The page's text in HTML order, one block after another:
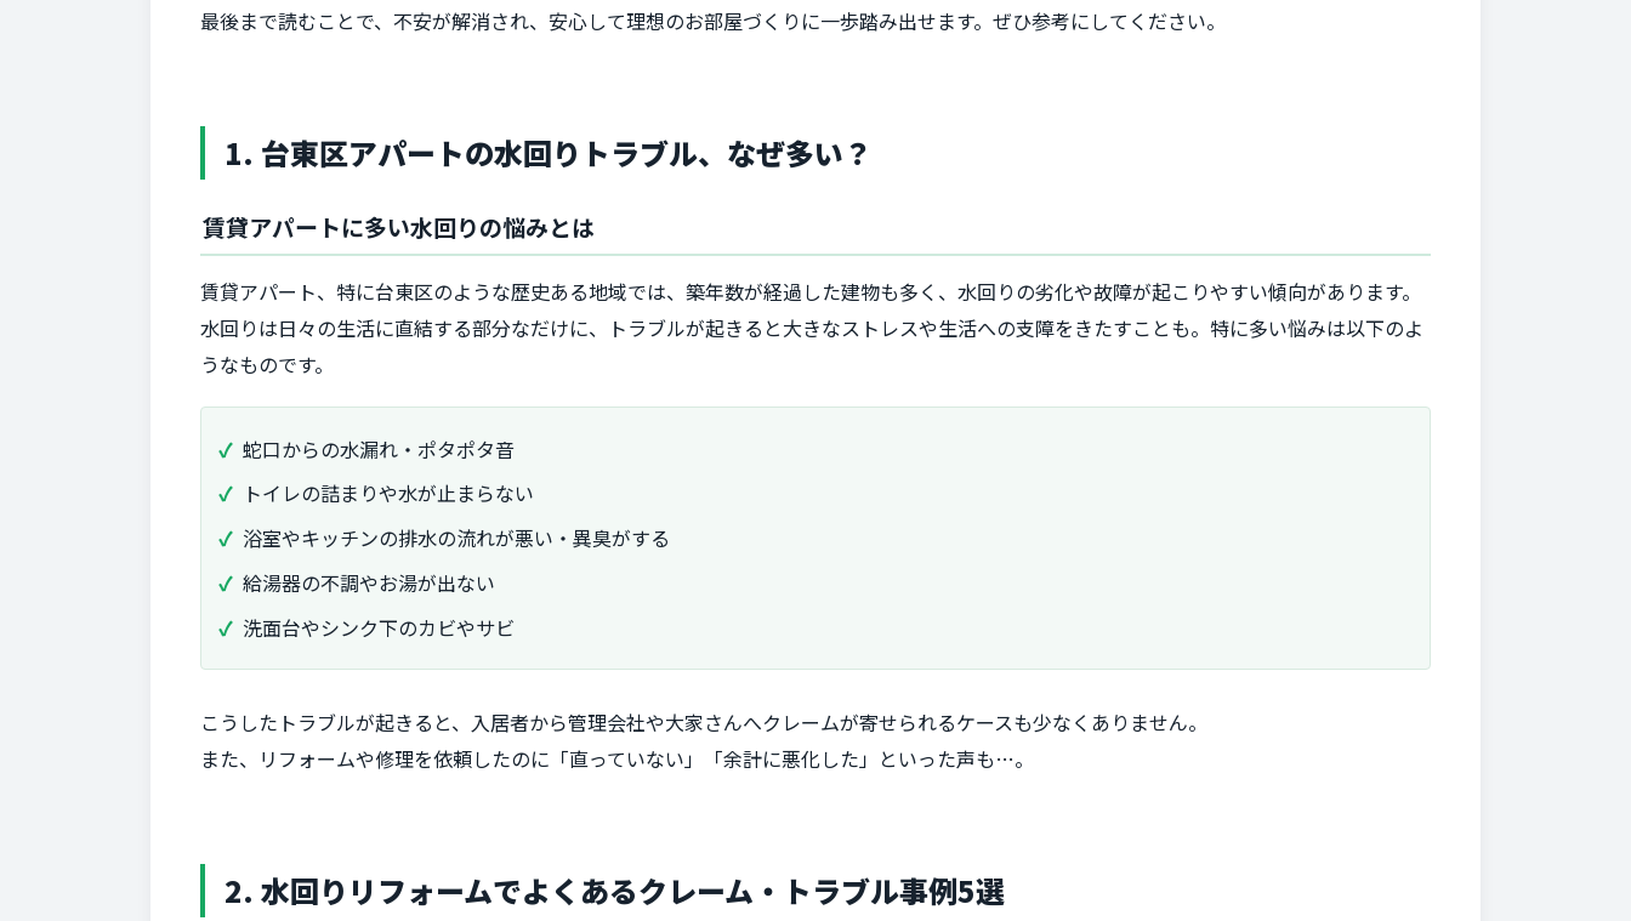
最後まで読むことで、不安が解消され、安心して理想のお部屋づくりに一歩踏み出せます。ぜひ参考にしてください。
1. 台東区アパートの水回りトラブル、なぜ多い？
賃貸アパートに多い水回りの悩みとは
賃貸アパート、特に台東区のような歴史ある地域では、築年数が経過した建物も多く、水回りの劣化や故障が起こりやすい傾向があります。
水回りは日々の生活に直結する部分なだけに、トラブルが起きると大きなストレスや生活への支障をきたすことも。特に多い悩みは以下のよ
うなものです。
蛇口からの水漏れ・ポタポタ音
トイレの詰まりや水が止まらない
浴室やキッチンの排水の流れが悪い・異臭がする
給湯器の不調やお湯が出ない
洗面台やシンク下のカビやサビ
こうしたトラブルが起きると、入居者から管理会社や大家さんへクレームが寄せられるケースも少なくありません。
また、リフォームや修理を依頼したのに「直っていない」「余計に悪化した」といった声も…。
2. 水回りリフォームでよくあるクレーム・トラブル事例5選